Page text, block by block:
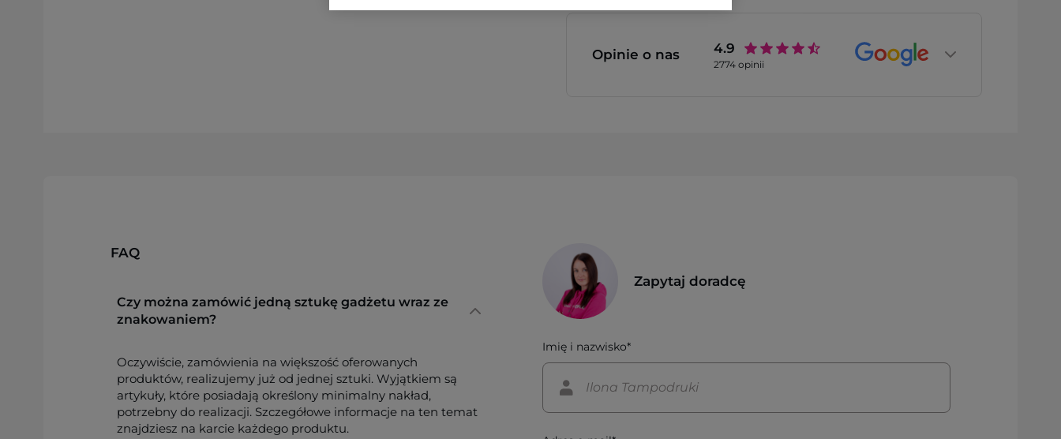
Opinie o nas 4.9
2774opinii
FAQ
Czy można zamówić jedną sztukę gadżetu wraz ze
znakowaniem?
Oczywiście, zamówienia na większość oferowanych
produktów, realizujemy już od jednej sztuki. Wyjątkiem są
artykuły, które posiadają określony minimalny nakład,
potrzebny do realizacji. Szczegółowe informacje na ten temat
znajdziesz na karcie każdego produktu.
Zapytaj doradcę
Imię i nazwisko*